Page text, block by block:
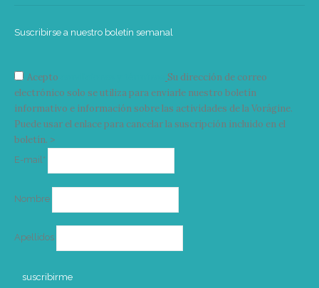
Suscribirse a nuestro boletín semanal
Acepto
Su dirección de correo
electrónico solo se utiliza para enviarle nuestro boletín
informativo e información sobre las actividades de la Vorágine.
Puede usar el enlace para cancelar la suscripción incluido en el
boletín. >
E-mail*
Nombre
Apellidos